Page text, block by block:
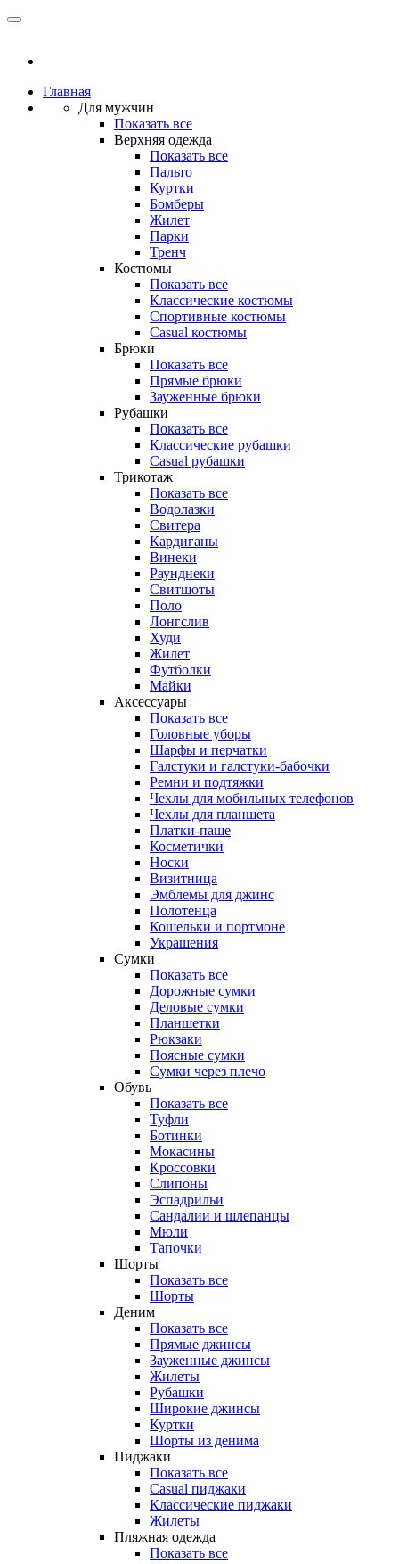
Главная
Для мужчин
Показать все
Верхняя одежда
Показать все
Пальто
Куртки
Бомберы
Жилет
Парки
Тренч
Костюмы
Показать все
Классические костюмы
Спортивные костюмы
Casual костюмы
Брюки
Показать все
Прямые брюки
Зауженные брюки
Рубашки
Показать все
Классические рубашки
Casual рубашки
Трикотаж
Показать все
Водолазки
Свитера
Кардиганы
Винеки
Раунднеки
Свитшоты
Поло
Лонгслив
Худи
Жилет
Футболки
Майки
Аксессуары
Показать все
Головные уборы
Шарфы и перчатки
Галстуки и галстуки-бабочки
Ремни и подтяжки
Чехлы для мобильных телефонов
Чехлы для планшета
Платки-паше
Косметички
Носки
Визитница
Эмблемы для джинс
Полотенца
Кошельки и портмоне
Украшения
Сумки
Показать все
Дорожные сумки
Деловые сумки
Планшетки
Рюкзаки
Поясные сумки
Сумки через плечо
Обувь
Показать все
Туфли
Ботинки
Мокасины
Кроссовки
Слипоны
Эспадрильи
Сандалии и шлепанцы
Мюли
Тапочки
Шорты
Показать все
Шорты
Деним
Показать все
Прямые джинсы
Зауженные джинсы
Жилеты
Рубашки
Широкие джинсы
Куртки
Шорты из денима
Пиджаки
Показать все
Casual пиджаки
Классические пиджаки
Жилеты
Пляжная одежда
Показать все